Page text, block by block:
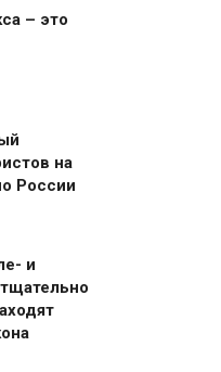
– это
на
России
и